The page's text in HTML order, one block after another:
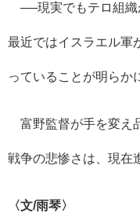
──現実でもテロ組織
最近ではイスラエル軍
っていることが明らか
富野監督が手を変え
戦争の悲惨さは、現在
〈文/雨琴〉